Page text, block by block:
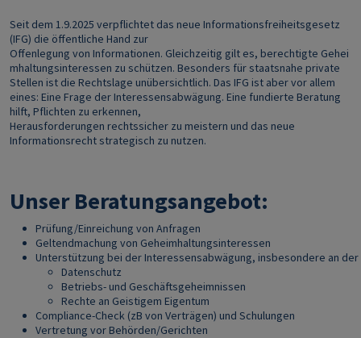
Seit dem 1.9.2025 verpflichtet das neue Informationsfreiheitsgesetz
(IFG) die öffentliche Hand zur
Offenlegung von Informationen. Gleichzeitig gilt es, berechtigte Gehei
mhaltungsinteressen zu schützen. Besonders für staatsnahe private
Stellen ist die Rechtslage unübersichtlich. Das IFG ist aber vor allem
eines: Eine Frage der Interessensabwägung. Eine fundierte Beratung
hilft, Pflichten zu erkennen,
Herausforderungen rechtssicher zu meistern und das neue
Informationsrecht strategisch zu nutzen.
Unser Beratungsangebot:
Prüfung/Einreichung von Anfragen
Geltendmachung von Geheimhaltungsinteressen
Unterstützung bei der Interessensabwägung, insbesondere an
Datenschutz
Betriebs- und Geschäftsgeheimnissen
Rechte an Geistigem Eigentum
Compliance-Check (zB von Verträgen) und Schulungen
Vertretung vor Behörden/Gerichten